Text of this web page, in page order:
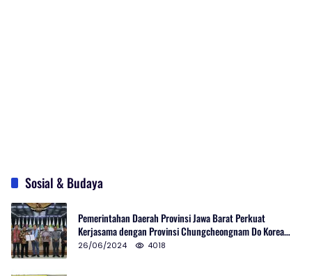
Sosial & Budaya
Pemerintahan Daerah Provinsi Jawa Barat Perkuat
Kerjasama dengan Provinsi Chungcheongnam Do Korea
Selatan
26/06/2024 4018